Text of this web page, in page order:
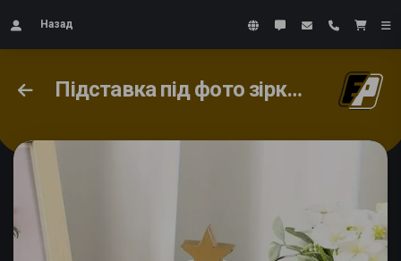
Назад
Підставка під фото зірка 50х50х15мм